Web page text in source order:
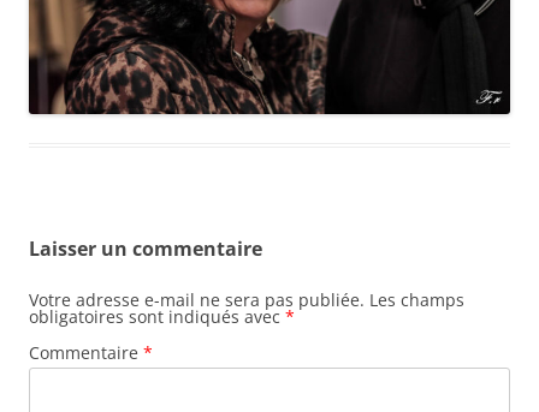
Laisser un commentaire
Votre adresse e-mail ne sera pas publiée. Les champs
obligatoires sont indiqués avec *
Commentaire *